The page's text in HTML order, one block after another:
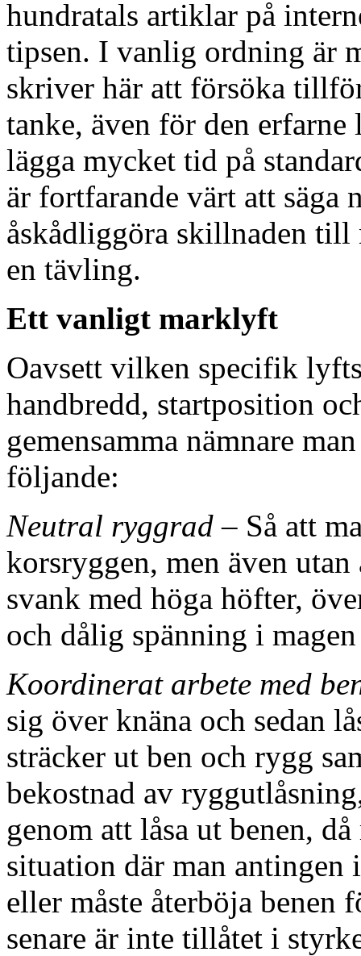
hundratals artiklar på
tipsen. I vanlig ordning är
skriver här att försöka
tanke, även för den
lägga mycket tid på
är fortfarande värt att säga
åskådliggöra skillnaden
en tävling.
Ett vanligt marklyft
Oavsett vilken specifik
handbredd, startposition
gemensamma nämnare
följande:
Neutral ryggrad – Så att
korsryggen, men även
svank med höga höfter,
och dålig spänning i
Koordinerat arbete med
sig över knäna och sedan
sträcker ut ben och rygg
bekostnad av
genom att låsa ut benen,
situation där man
eller måste återböja benen
senare är inte tillåtet i